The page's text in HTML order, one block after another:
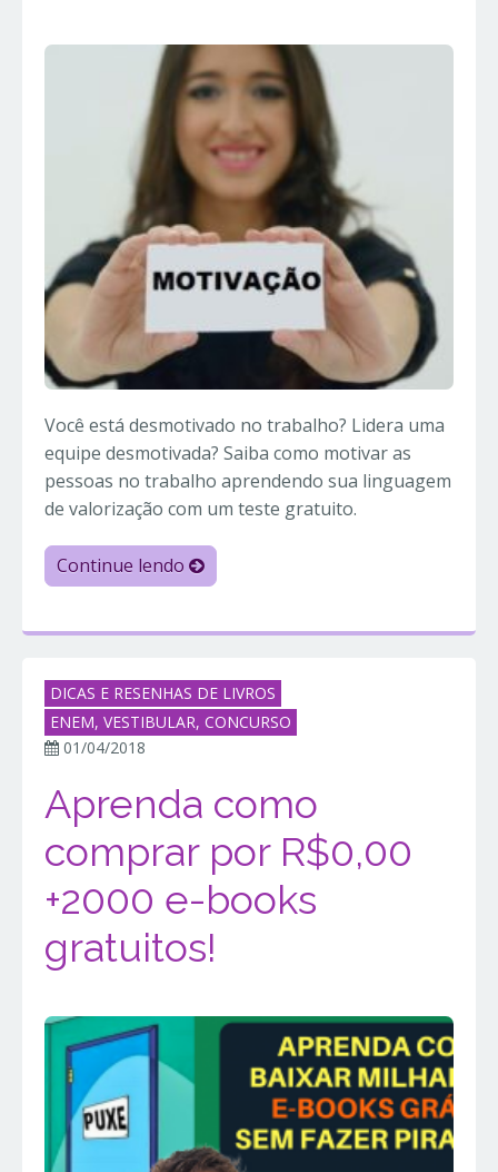
Você está desmotivado no trabalho? Lidera uma
equipe desmotivada? Saiba como motivar as
pessoas no trabalho aprendendo sua linguagem
de valorização com um teste gratuito.
Continue lendo
DICAS E RESENHAS DE LIVROS
ENEM, VESTIBULAR, CONCURSO
01/04/2018
Aprenda como
comprar por R$0,00
+2000 e-books
gratuitos!